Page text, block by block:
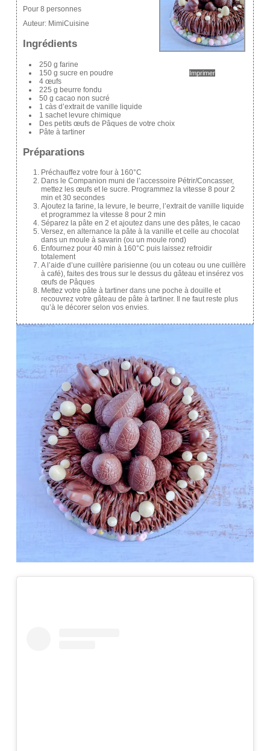
Imprimer
Pour 8 personnes
Auteur: MimiCuisine
Ingrédients
250 g farine
150 g sucre en poudre
4 œufs
225 g beurre fondu
50 g cacao non sucré
1 càs d’extrait de vanille liquide
1 sachet levure chimique
Des petits œufs de Pâques de votre choix
Pâte à tartiner
Préparations
Préchauffez votre four à 160°C
Dans le Companion muni de l’accessoire Pétrir/Concasser,
mettez les œufs et le sucre. Programmez la vitesse 8 pour 2
min et 30 secondes
Ajoutez la farine, la levure, le beurre, l’extrait de vanille liquide
et programmez la vitesse 8 pour 2 min
Séparez la pâte en 2 et ajoutez dans une des pâtes, le cacao
Versez, en alternance la pâte à la vanille et celle au chocolat
dans un moule à savarin (ou un moule rond)
Enfournez pour 40 min à 160°C puis laissez refroidir
totalement
A l’aide d’une cuillère parisienne (ou un coteau ou une cuillère
à café), faites des trous sur le dessus du gâteau et insérez vos
œufs de Pâques
Mettez votre pâte à tartiner dans une poche à douille et
recouvrez votre gâteau de pâte à tartiner. Il ne faut reste plus
qu’à le décorer selon vos envies.